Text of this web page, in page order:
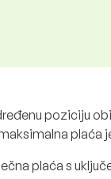
poziciju
plaća
plaća s